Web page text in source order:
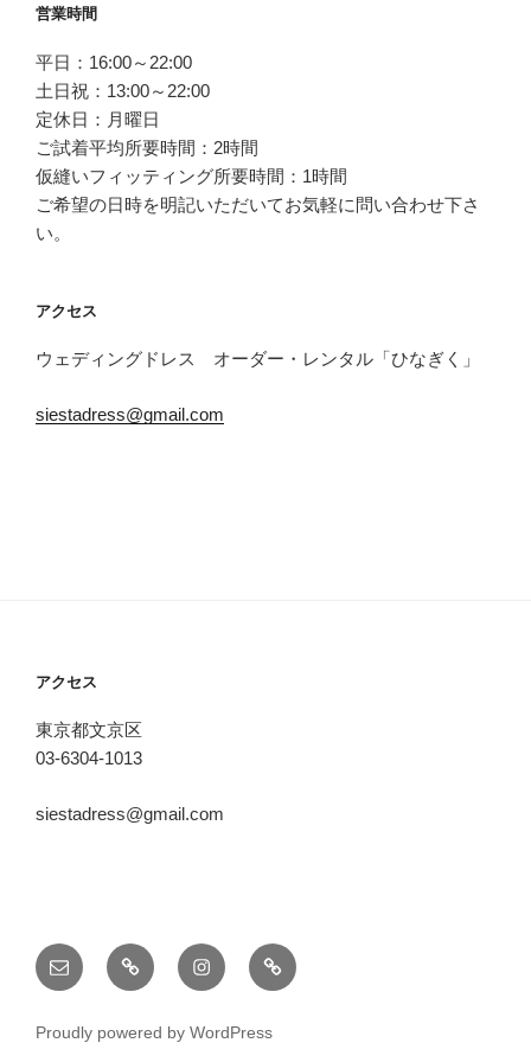
ナ
ビ
ゲ
ー
シ
ョ
営業時間
平日：16:00～22:00
土日祝：13:00～22:00
定休日：月曜日
ご試着平均所要時間：2時間
仮縫いフィッティング所要時間：1時間
ご希望の日時を明記いただいてお気軽に問い合わせ下さ
い。
アクセス
ウェディングドレス オーダー・レンタル「ひなぎく」
siestadress@gmail.com
アクセス
東京都文京区
03-6304-1013
siestadress@gmail.com
メ
ー
note Instagrampinterest
Proudly powered by WordPress